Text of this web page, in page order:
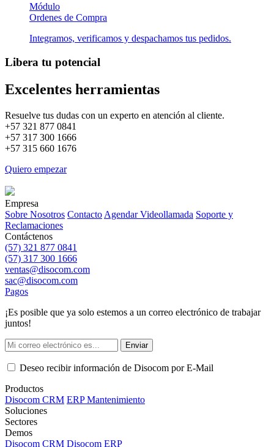
Módulo
Ordenes de Compra
Integramos, verificamos y despachamos tus pedidos.
Libera tu potencial
Excelentes herramientas
Resuelve tus dudas con un experto en atención al cliente.
+57 321 877 0841
+57 317 300 1666
+57 315 660 1676
Quiero empezar
Empresa
Sobre Nosotros Contacto Agendar Videollamada Soporte y
Reclamaciones
Contáctenos
(57) 321 877 0841
(57) 317 300 1666
ventas@disocom.com
sac@disocom.com
Pagos
¡Es posible que ya solo estemos a un correo electrónico de trabajar
juntos!
Enviar
Deseo recibir información de Disocom por E-Mail
Productos
Disocom CRM ERP Mantenimiento
Soluciones
Sectores
Demos
Disocom CRM Disocom ERP